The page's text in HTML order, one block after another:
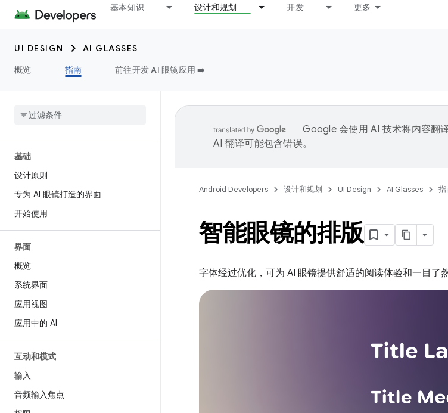
基本知识 设计和规划 开发 更多
UI DESIGN
AI GLASSES
概览
指南 前往开发 AI 眼镜应用 ➡️
基础
设计原则
专为 AI 眼镜打造的界面
开始使用
界面
概览
系统界面
应用视图
应用中的 AI
互动和模式
输入
音频输入焦点
Google 会使用 AI 技术将内容翻
AI 翻译可能包含错误。
Android Developers 设计和规划 UI Design AI Glasses 指
智能眼镜的排版
字体经过优化，可为 AI 眼镜提供舒适的阅读体验和一目了